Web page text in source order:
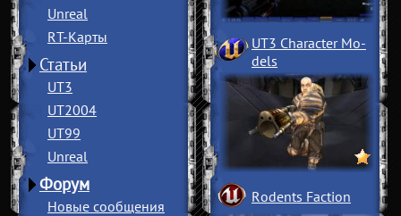
Unreal
RT-Карты
Статьи
UT3
UT2004
UT99
Unreal
Форум
Новые сообщения
UT3 Character Mo­
dels
Rodents Faction